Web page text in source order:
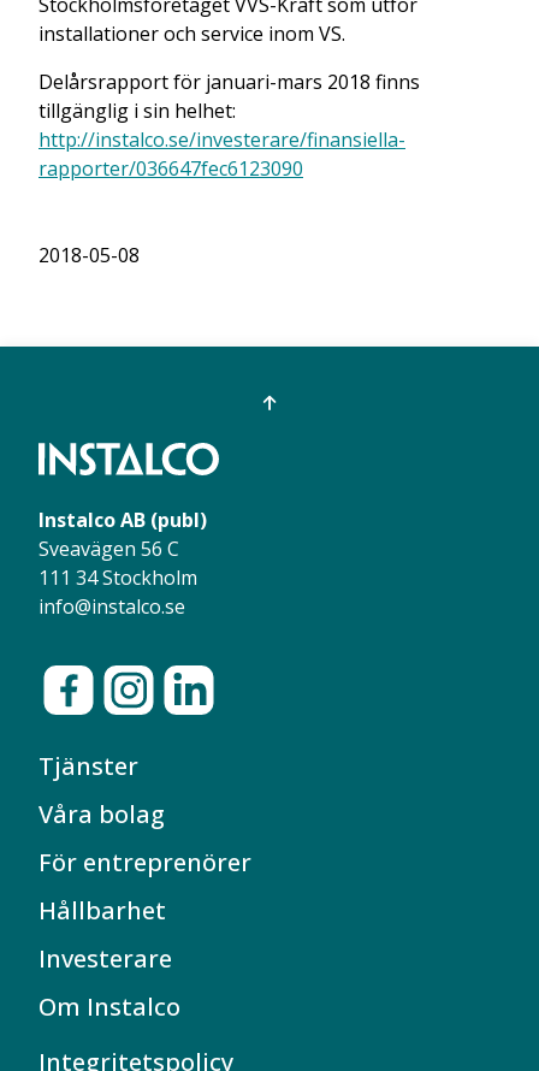
installationer och service inom VS.
Delårsrapport för januari-mars 2018 finns
tillgänglig i sin helhet:
http://instalco.se/investerare/finansiella-
rapporter/036647fec6123090
2018-05-08
Instalco AB (publ)
Sveavägen 56 C
111 34 Stockholm
info@instalco.se
Tjänster
Våra bolag
För entreprenörer
Hållbarhet
Investerare
Om Instalco
Integritetspolicy